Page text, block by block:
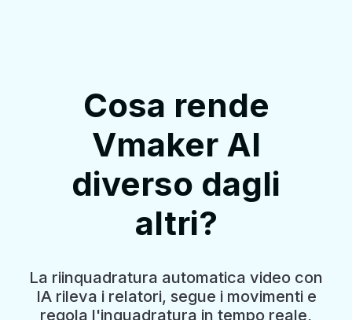
Cosa rende
Vmaker AI
diverso dagli
altri?
La riinquadratura automatica video con
IA rileva i relatori, segue i movimenti e
regola l'inquadratura in tempo reale,